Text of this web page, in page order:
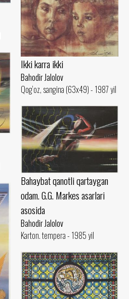
Ikki karra ikki
Bahodir Jalolov
Qog‘oz, sangina (63x49) - 1987 yil
Bahaybat qanotli qartaygan
odam. G.G. Markes asarlari
asosida
Bahodir Jalolov
Karton. tempera - 1985 yil